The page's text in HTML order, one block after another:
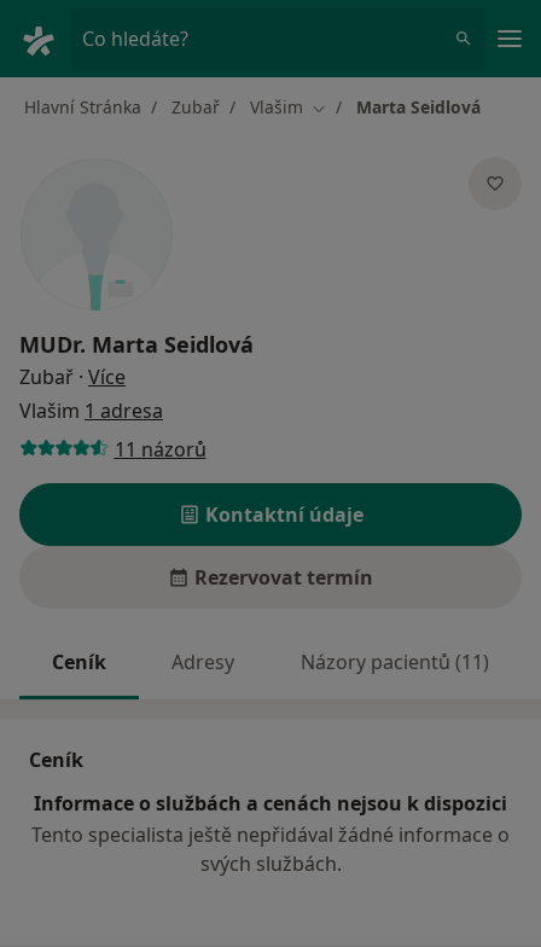
Co hledáte?
Hlavní Stránka Zubař Vlašim Změna města
Marta Seidlová
MUDr. Marta Seidlová
Zubař · Více
Vlašim 1 adresa
11 názorů
Kontaktní údaje
Rezervovat termín
Ceník Adresy Názory pacientů (11)
Ceník
Informace o službách a cenách nejsou k dispozici
Tento specialista ještě nepřidával žádné informace o
svých službách.